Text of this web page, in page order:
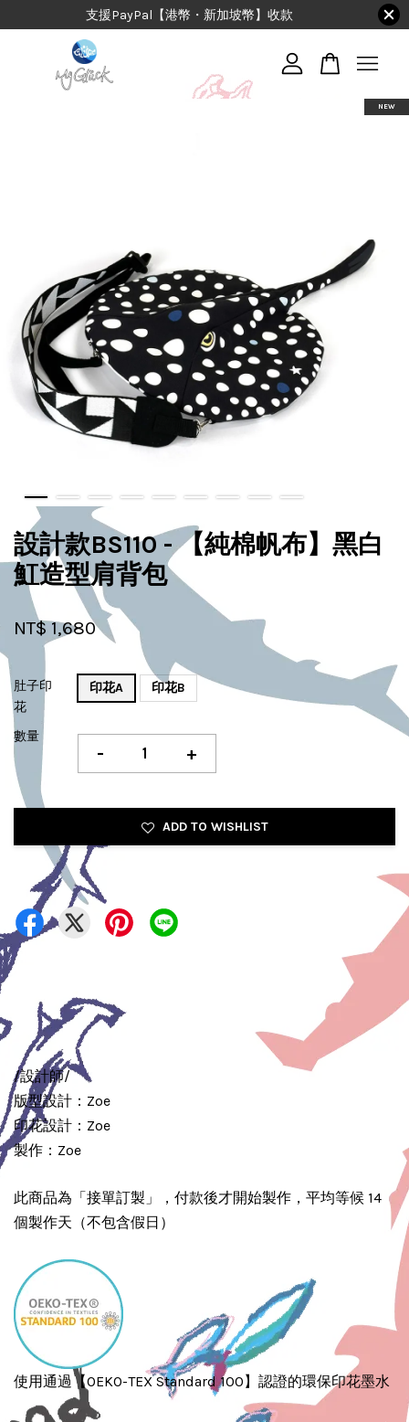
支援PayPal【港幣・新加坡幣】收款
NEW
設計款BS110 - 【純棉帆布】黑白
魟造型肩背包
NT$ 1,680
肚子印
花
印花A 印花B
數量
- +
ADD TO WISHLIST
/設計師/
版型設計：Zoe
印花設計：Zoe
製作：Zoe
此商品為「接單訂製」，付款後才開始製作，平均等候 14
個製作天（不包含假日）
使用通過【OEKO-TEX Standard 100】認證的環保印花墨水
您的購物車目前還是空的。